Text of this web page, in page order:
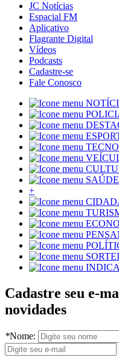
JC Notícias
Espacial FM
Aplicativo
Flagrante Digital
Vídeos
Podcasts
Cadastre-se
Fale Conosco
SAÚDE
+
Cadastre seu e-
novidades
*Nome: